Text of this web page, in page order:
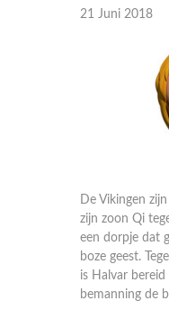
21 Juni 2018
De Vikingen
zijn zoon Qi
een dorpje dat
boze geest.
is Halvar
bemanning de